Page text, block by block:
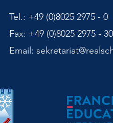
Tel.: +49 (0)8025 2975 - 0
Fax: +49 (0)8025 2975 - 30
Email: